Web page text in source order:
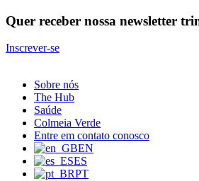
Quer receber nossa newsletter
Inscrever-se
Sobre nós
The Hub
Saúde
Colmeia Verde
Entre em contato conosco
EN
ES
PT